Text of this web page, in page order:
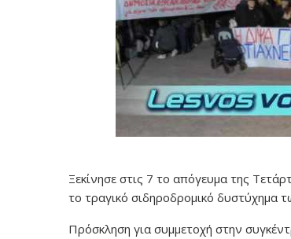
Ξεκίνησε στις 7 το απόγευμα της
το τραγικό σιδηροδρομικό δυστύχημα
Πρόσκληση για συμμετοχή στην